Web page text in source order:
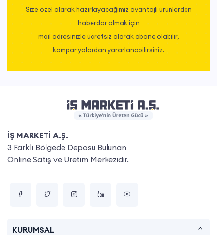
Size özel olarak hazırlayacağımız avantajlı ürünlerden
haberdar olmak için
mail adresinizle ücretsiz olarak abone olabilir,
kampanyalardan yararlanabilirsiniz.
İŞ MARKETİ A.Ş.
3 Farklı Bölgede Deposu Bulunan
Online Satış ve Üretim Merkezidir.
KURUMSAL